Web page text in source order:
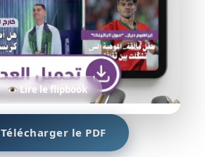
Lire le flipbook
Télécharger le PDF